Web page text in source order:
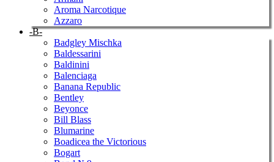
Aroma Narcotique
Azzaro
-B-
Badgley Mischka
Baldessarini
Baldinini
Balenciaga
Banana Republic
Bentley
Beyonce
Bill Blass
Blumarine
Boadicea the Victorious
Bogart